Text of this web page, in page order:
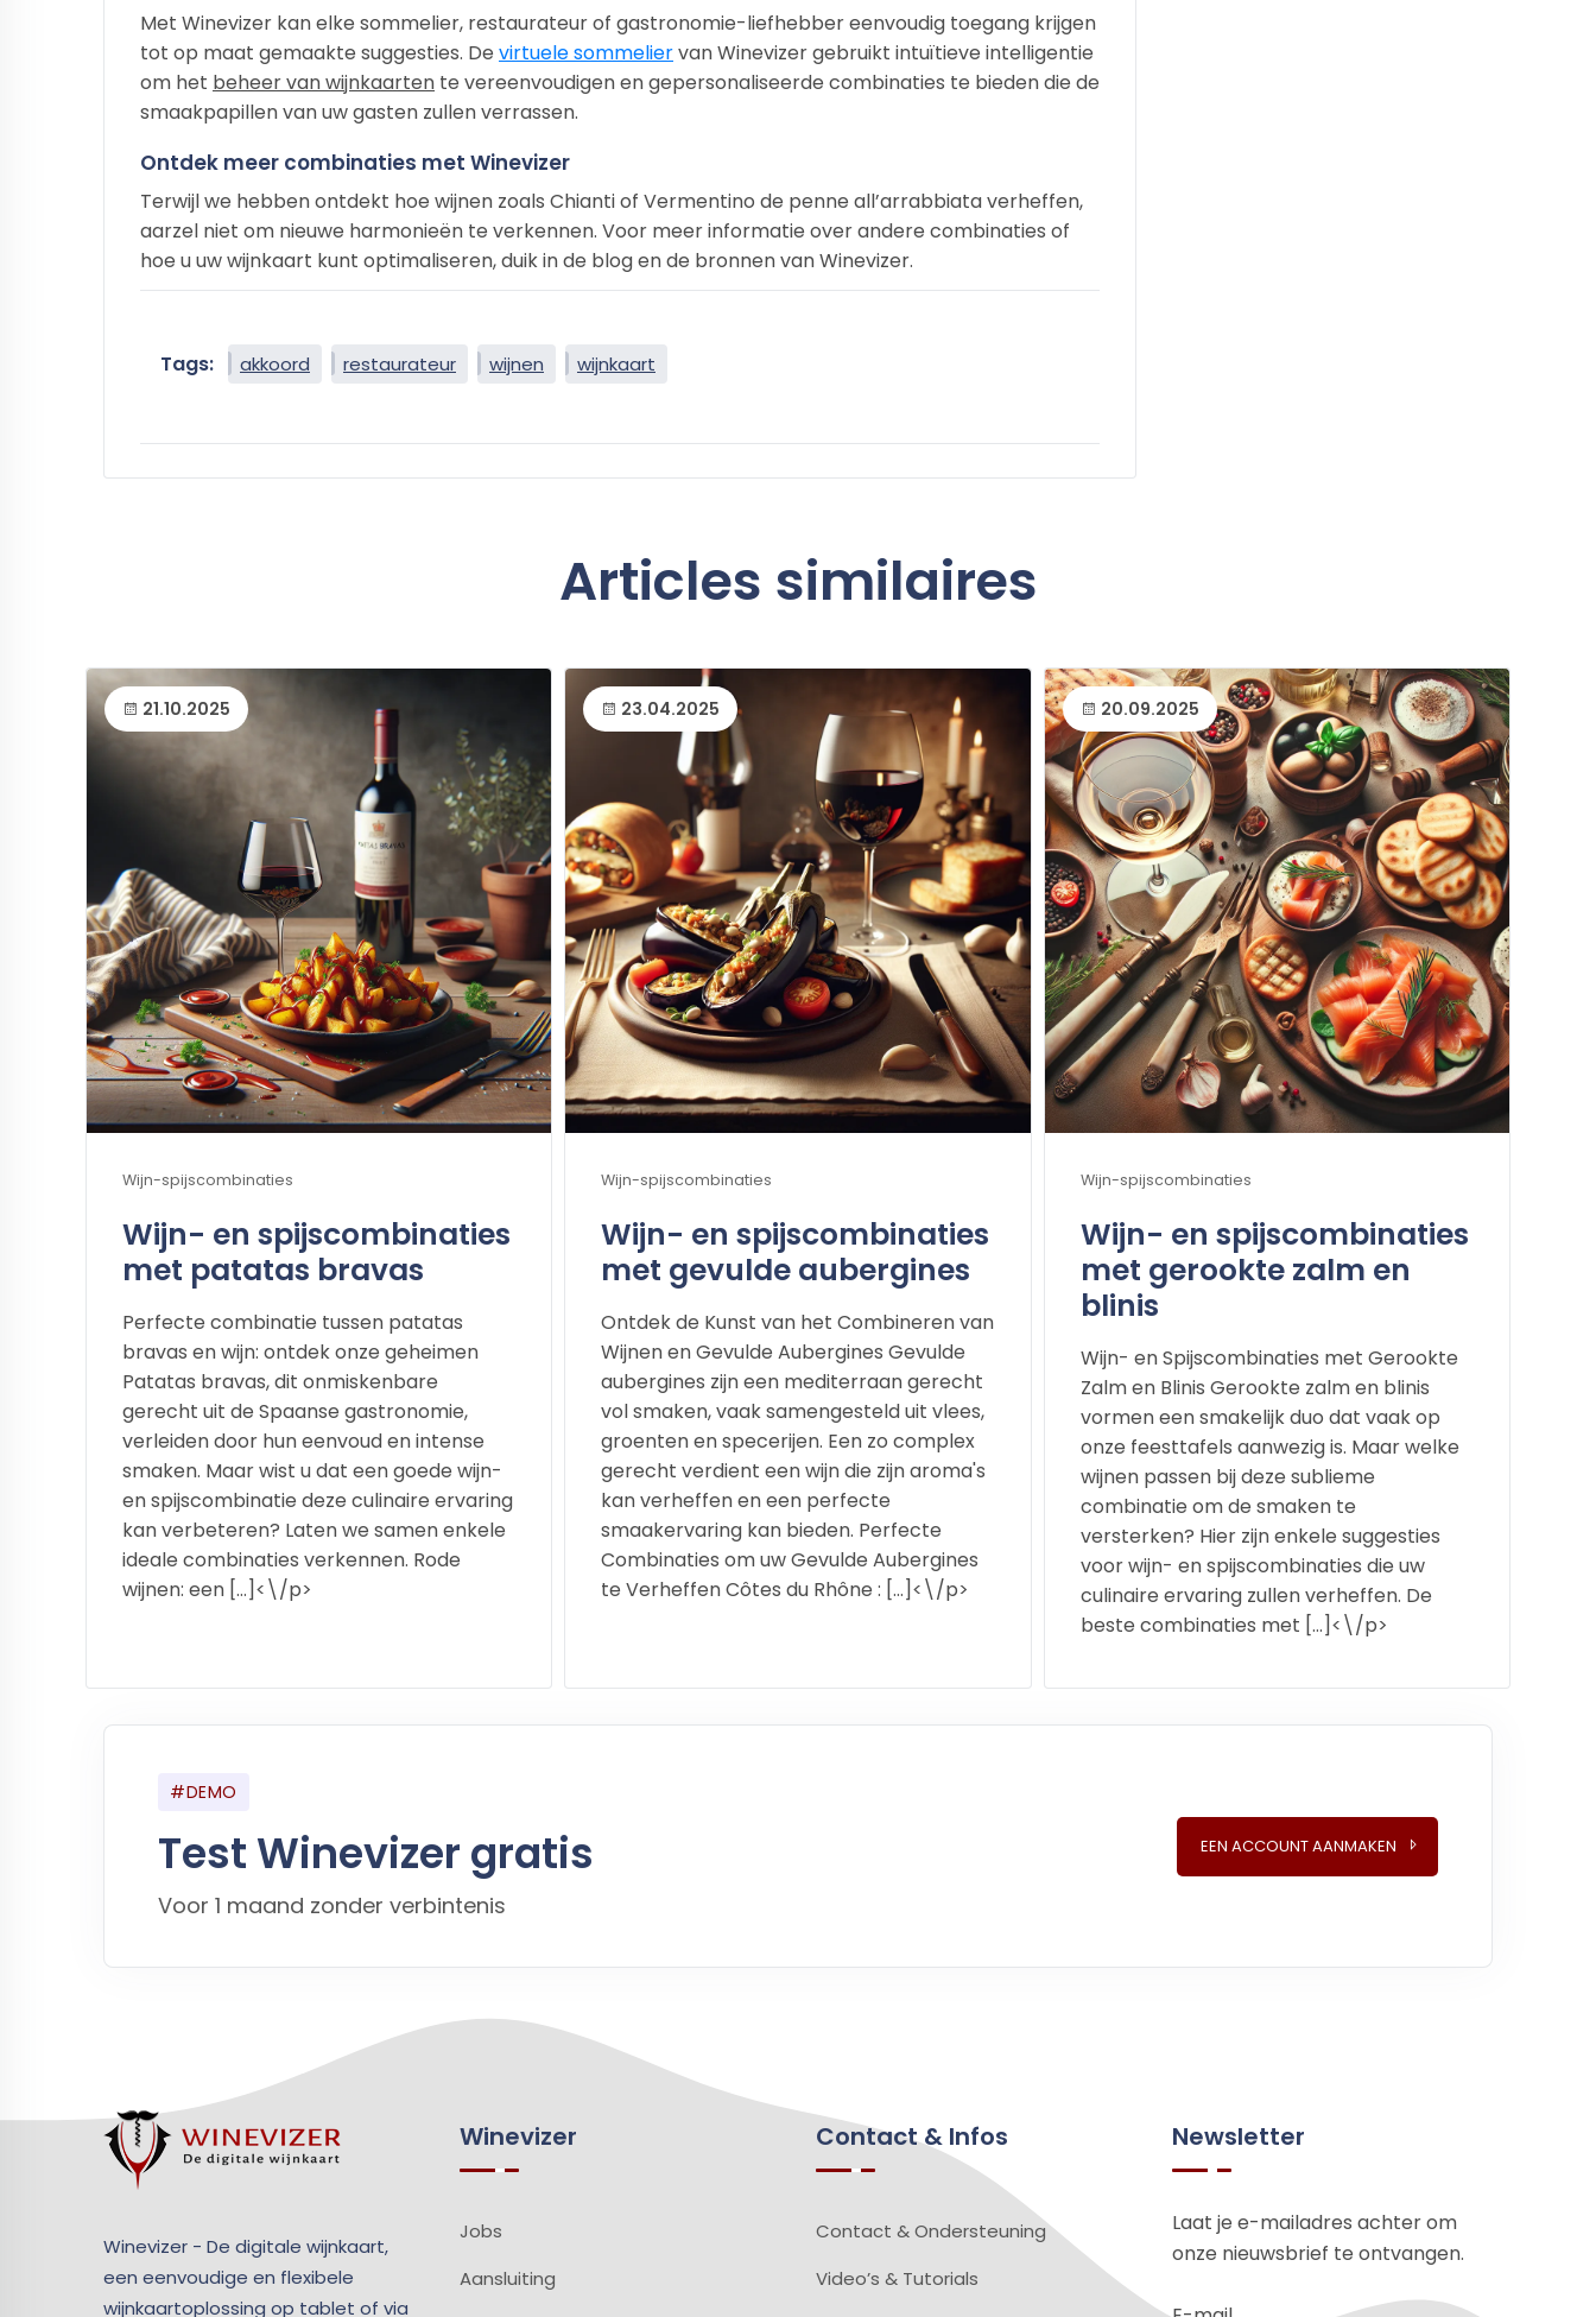
Met Winevizer kan elke sommelier, restaurateur of gastronomie-liefhebber eenvoudig toegang krijgen
tot op maat gemaakte suggesties. De virtuele sommeliervan Winevizer gebruikt intuïtieve intelligentie
om het beheer van wijnkaarten te vereenvoudigen en gepersonaliseerde combinaties te bieden die de
smaakpapillen van uw gasten zullen verrassen.
Ontdek meer combinaties met Winevizer
Terwijl we hebben ontdekt hoe wijnen zoals Chianti of Vermentino de penne all’arrabbiata verheffen,
aarzel niet om nieuwe harmonieën te verkennen. Voor meer informatie over andere combinaties of
hoe u uw wijnkaart kunt optimaliseren, duik in de blog en de bronnen van Winevizer.
Tags: akkoord restaurateur wijnen wijnkaart
Articles similaires
21.10.2025
Wijn-spijscombinaties
Wijn- en spijscombinaties
met patatas bravas
Perfecte combinatie tussen patatas
bravas en wijn: ontdek onze geheimen
Patatas bravas, dit onmiskenbare
gerecht uit de Spaanse gastronomie,
verleiden door hun eenvoud en intense
smaken. Maar wist u dat een goede wijn-
en spijscombinatie deze culinaire ervaring
kan verbeteren? Laten we samen enkele
ideale combinaties verkennen. Rode
wijnen: een […]<\/p>
23.04.2025
Wijn-spijscombinaties
Wijn- en spijscombinaties
met gevulde aubergines
Ontdek de Kunst van het Combineren van
Wijnen en Gevulde Aubergines Gevulde
aubergines zijn een mediterraan gerecht
vol smaken, vaak samengesteld uit vlees,
groenten en specerijen. Een zo complex
gerecht verdient een wijn die zijn aroma's
kan verheffen en een perfecte
smaakervaring kan bieden. Perfecte
Combinaties om uw Gevulde Aubergines
te Verheffen Côtes du Rhône : […]<\/p>
20.09.2025
Wijn-spijscombinaties
Wijn- en spijscombinaties
met gerookte zalm en
blinis
Wijn- en Spijscombinaties met Gerookte
Zalm en Blinis Gerookte zalm en blinis
vormen een smakelijk duo dat vaak op
onze feesttafels aanwezig is. Maar welke
wijnen passen bij deze sublieme
combinatie om de smaken te
versterken? Hier zijn enkele suggesties
voor wijn- en spijscombinaties die uw
culinaire ervaring zullen verheffen. De
beste combinaties met […]<\/p>
#DEMO
Test Winevizer gratis
Voor 1 maand zonder verbintenis
EEN ACCOUNT AANMAKEN
Winevizer - De digitale wijnkaart,
een eenvoudige en flexibele
wijnkaartoplossing op tablet of via
Winevizer
Jobs
Aansluiting
Contact & Infos
Contact & Ondersteuning
Video’s & Tutorials
Newsletter
Laat je e-mailadres achter om
onze nieuwsbrief te ontvangen.